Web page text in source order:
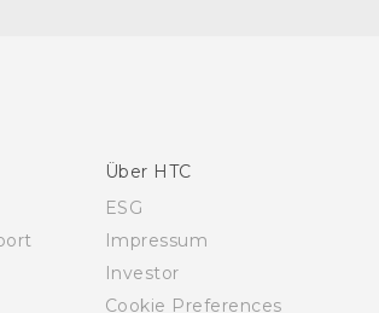
Über HTC
ESG
Impressum
Investor
Cookie Preferences